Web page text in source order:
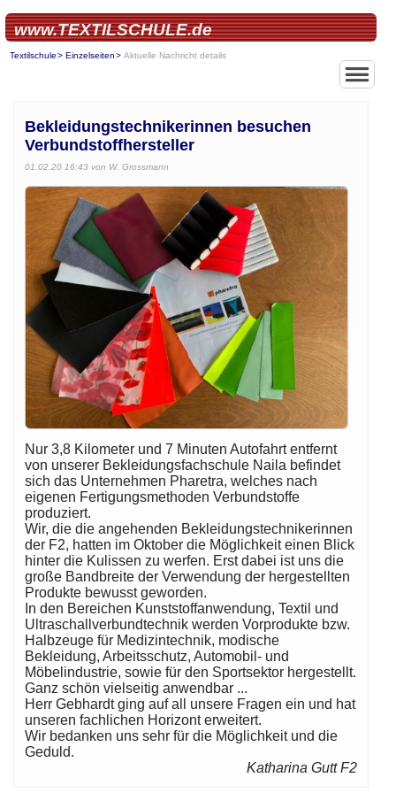
www.TEXTILSCHULE.de
Textilschule Einzelseiten Aktuelle Nachricht details
Bekleidungstechnikerinnen besuchen
Verbundstoffhersteller
01.02.20 16:43 von W. Grossmann
Nur 3,8 Kilometer und 7 Minuten Autofahrt entfernt
von unserer Bekleidungsfachschule Naila befindet
sich das Unternehmen Pharetra, welches nach
eigenen Fertigungsmethoden Verbundstoffe
produziert.
Wir, die die angehenden Bekleidungstechnikerinnen
der F2, hatten im Oktober die Möglichkeit einen Blick
hinter die Kulissen zu werfen. Erst dabei ist uns die
große Bandbreite der Verwendung der hergestellten
Produkte bewusst geworden.
In den Bereichen Kunststoffanwendung, Textil und
Ultraschallverbundtechnik werden Vorprodukte bzw.
Halbzeuge für Medizintechnik, modische
Bekleidung, Arbeitsschutz, Automobil- und
Möbelindustrie, sowie für den Sportsektor hergestellt.
Ganz schön vielseitig anwendbar ...
Herr Gebhardt ging auf all unsere Fragen ein und hat
unseren fachlichen Horizont erweitert.
Wir bedanken uns sehr für die Möglichkeit und die
Geduld.
Katharina Gutt F2